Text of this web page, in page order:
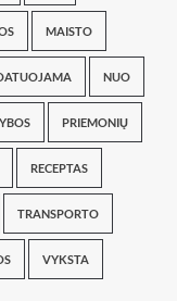
MAISTO
NUO
PRIEMONIŲ
RECEPTAS
TRANSPORTO
VYKSTA